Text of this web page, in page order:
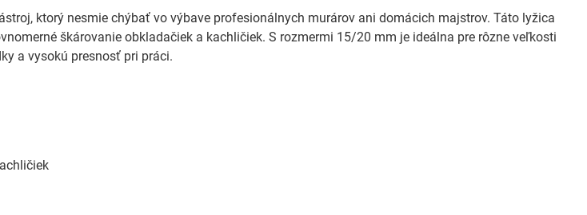
ktorý nesmie chýbať vo výbave profesionálnych murárov ani domácich majstrov. Táto lyžica
škárovanie obkladačiek a kachličiek. S rozmermi 15/20 mm je ideálna pre rôzne veľkosti
a vysokú presnosť pri práci.